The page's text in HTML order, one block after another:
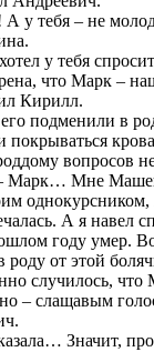
у тебя – не
у тебя
что Марк –
Кирилл.
подменили в
вопросов
Марк… Мне
А я навел
году умер.
роду от этой
случилось, что
– слащавым
Значит,